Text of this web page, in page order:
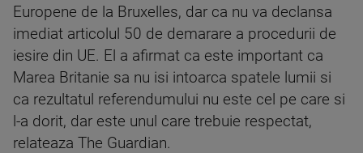
Europene de la Bruxelles, dar ca nu va declansa
imediat articolul 50 de demarare a procedurii de
iesire din UE. El a afirmat ca este important ca
Marea Britanie sa nu isi intoarca spatele lumii si
ca rezultatul referendumului nu este cel pe care si
l-a dorit, dar este unul care trebuie respectat,
relateaza The Guardian.